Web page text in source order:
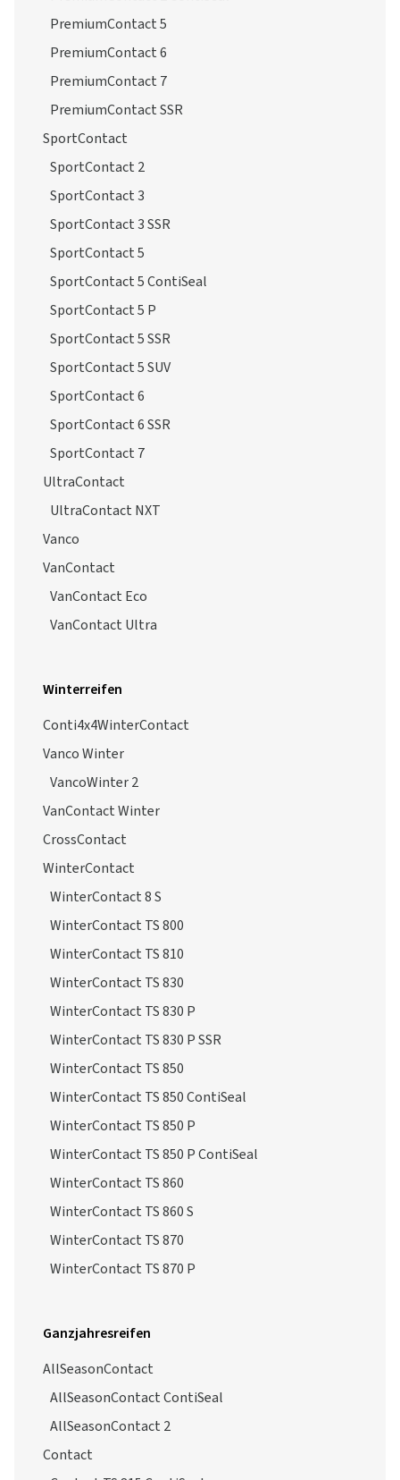
PremiumContact 5
PremiumContact 6
PremiumContact 7
PremiumContact SSR
SportContact
SportContact 2
SportContact 3
SportContact 3 SSR
SportContact 5
SportContact 5 ContiSeal
SportContact 5 P
SportContact 5 SSR
SportContact 5 SUV
SportContact 6
SportContact 6 SSR
SportContact 7
UltraContact
UltraContact NXT
Vanco
VanContact
VanContact Eco
VanContact Ultra
Winterreifen
Conti4x4WinterContact
Vanco Winter
VancoWinter 2
VanContact Winter
CrossContact
WinterContact
WinterContact 8 S
WinterContact TS 800
WinterContact TS 810
WinterContact TS 830
WinterContact TS 830 P
WinterContact TS 830 P SSR
WinterContact TS 850
WinterContact TS 850 ContiSeal
WinterContact TS 850 P
WinterContact TS 850 P ContiSeal
WinterContact TS 860
WinterContact TS 860 S
WinterContact TS 870
WinterContact TS 870 P
Ganzjahresreifen
AllSeasonContact
AllSeasonContact ContiSeal
AllSeasonContact 2
Contact